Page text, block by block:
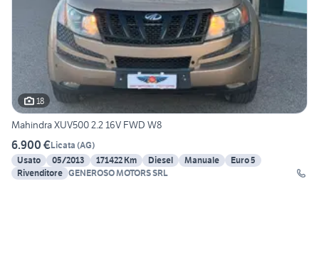
18
Mahindra XUV500 2.2 16V FWD W8
6.900 €Licata (AG)
Usato
05/2013 171422 Km Diesel Manuale
Euro 5
Rivenditore GENEROSO MOTORS SRL